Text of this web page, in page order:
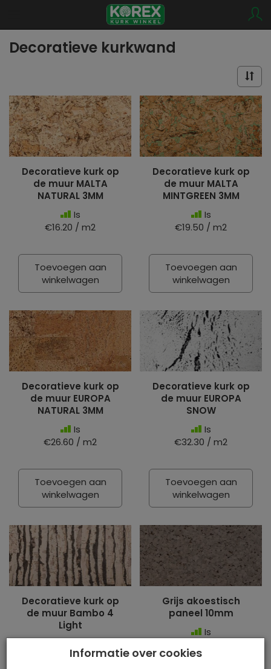
Decoratieve kurkwand
Decoratieve kurk op
de muur MALTA
NATURAL 3MM
Is
€16.20 / m2
Toevoegen aan
winkelwagen
Decoratieve kurk op
de muur MALTA
MINTGREEN 3MM
Is
€19.50 / m2
Toevoegen aan
winkelwagen
Decoratieve kurk op
de muur EUROPA
NATURAL 3MM
Is
€26.60 / m2
Toevoegen aan
winkelwagen
Decoratieve kurk op
de muur EUROPA
SNOW
Is
€32.30 / m2
Toevoegen aan
winkelwagen
Decoratieve kurk op
de muur Bambo 4
Light
€26.90 / m2
Grijs akoestisch
paneel 10mm
Is
Informatie over cookies